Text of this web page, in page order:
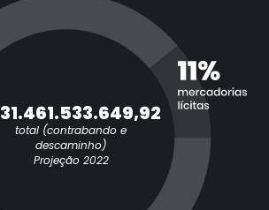
31.461.533.649,92
total (contrabando e
descaminho)
Projeção 2022